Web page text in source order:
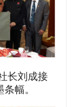
长刘成接
幅。